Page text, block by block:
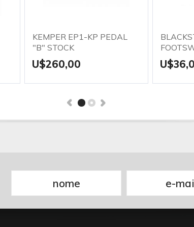
KEMPER EP1-KP PEDAL
"B" STOCK
U$260,00